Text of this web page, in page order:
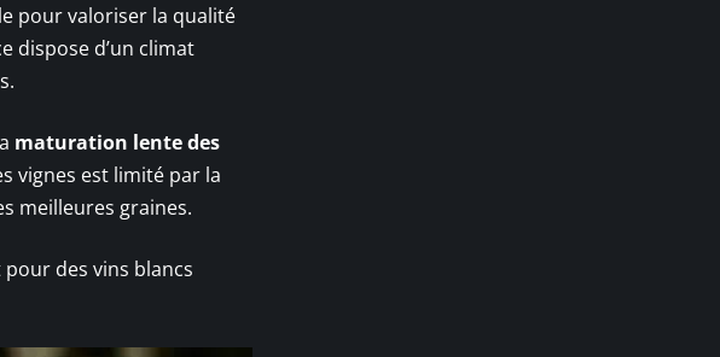
pour valoriser la qualité
dispose d’un climat
maturation lente des
vignes est limité par la
meilleures graines.
des vins blancs